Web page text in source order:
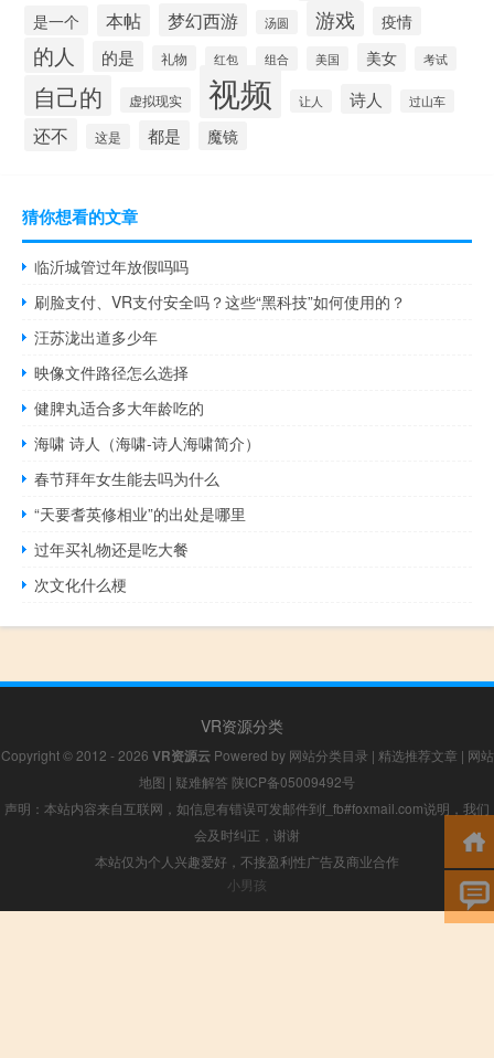
是一个
本帖 梦幻西游 汤圆 游戏 疫情
的人 的是 礼物 红包 组合 美国 美女 考试
自己的 虚拟现实 视频 让人 诗人 过山车
还不 这是 都是 魔镜
猜你想看的文章
临沂城管过年放假吗吗
刷脸支付、VR支付安全吗？这些“黑科技”如何使用的？
汪苏泷出道多少年
映像文件路径怎么选择
健脾丸适合多大年龄吃的
海啸 诗人（海啸-诗人海啸简介）
春节拜年女生能去吗为什么
“天要耆英修相业”的出处是哪里
过年买礼物还是吃大餐
次文化什么梗
VR资源分类
Copyright © 2012 - 2026 VR资源云Powered by 网站分类目录 | 精选推荐文章 | 网站
地图 | 疑难解答 陕ICP备05009492号
声明：本站内容来自互联网，如信息有错误可发邮件到f_fb#foxmail.com说明，我们
会及时纠正，谢谢
本站仅为个人兴趣爱好，不接盈利性广告及商业合作
小男孩